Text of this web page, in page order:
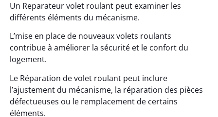
Un Reparateur volet roulant peut examiner les
différents éléments du mécanisme.
L’mise en place de nouveaux volets roulants
contribue à améliorer la sécurité et le confort du
logement.
Le Réparation de volet roulant peut inclure
l’ajustement du mécanisme, la réparation des pièces
défectueuses ou le remplacement de certains
éléments.